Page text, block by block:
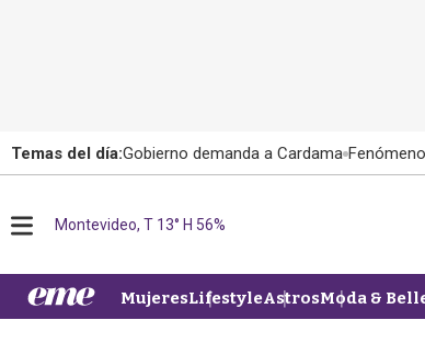
Temas del día:Gobierno demanda a Cardama
u
Montevideo, T 13° H 56%
MujeresLifestyleAstrosModa &